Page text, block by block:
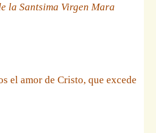
la Santsima Virgen Mara
el amor de Cristo, que excede